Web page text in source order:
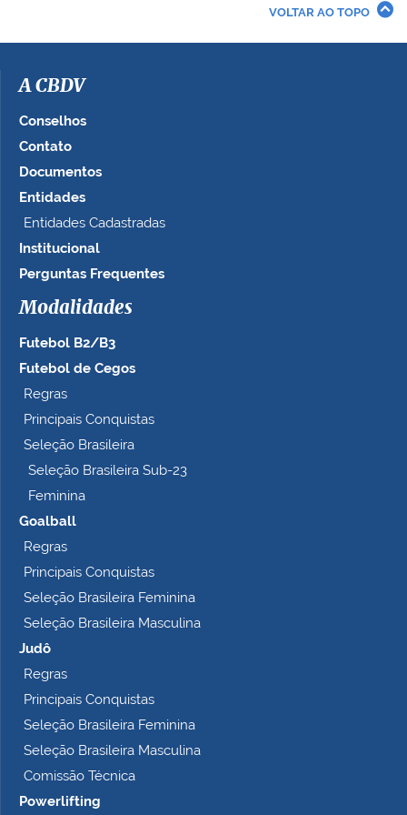
i
a
e
o
t
a
n
o
o
m
e
t
VOLTAR AO TOPO
A CBDV
Conselhos
Contato
Documentos
Entidades
Entidades Cadastradas
Institucional
Perguntas Frequentes
Modalidades
Futebol B2/B3
Futebol de Cegos
Regras
Principais Conquistas
Seleção Brasileira
Seleção Brasileira Sub-23
Feminina
Goalball
Regras
Principais Conquistas
Seleção Brasileira Feminina
Seleção Brasileira Masculina
Judô
Regras
Principais Conquistas
Seleção Brasileira Feminina
Seleção Brasileira Masculina
Comissão Técnica
Powerlifting